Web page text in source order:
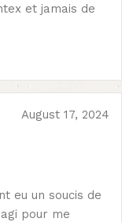
et jamais de
August 17, 2024
eu un soucis de
pour me